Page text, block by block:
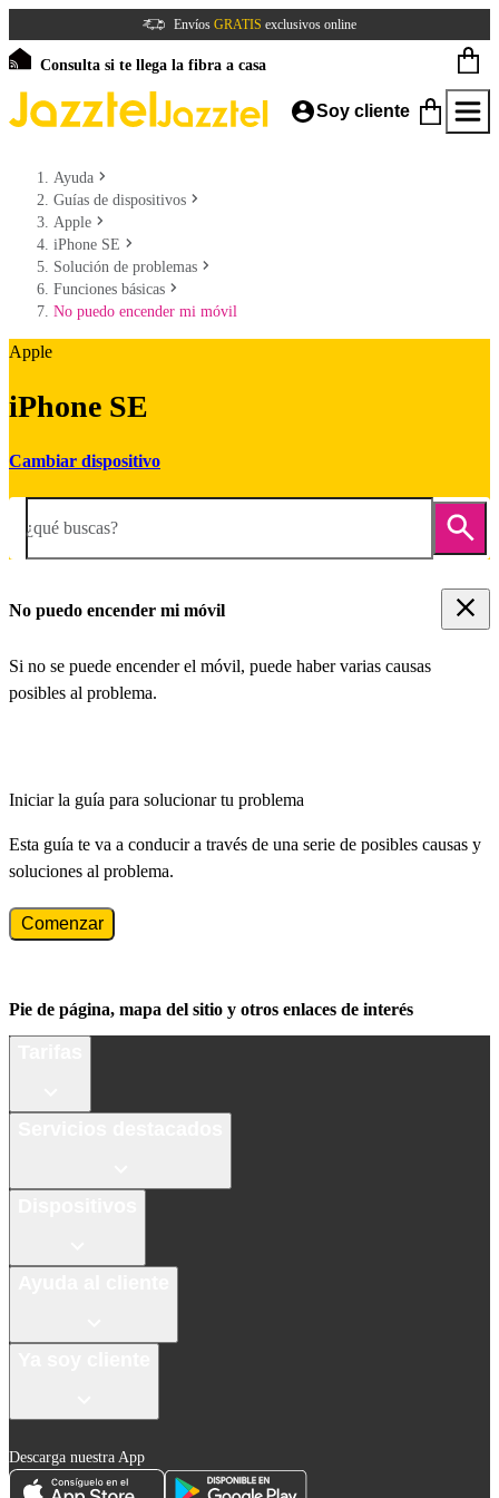
Envíos GRATIS exclusivos online
Consulta si te llega la fibra a casa
Soy cliente
Ayuda
Guías de dispositivos
Apple
iPhone SE
Solución de problemas
Funciones básicas
No puedo encender mi móvil
Apple
iPhone SE
Cambiar dispositivo
¿qué buscas?
No puedo encender mi móvil
Si no se puede encender el móvil, puede haber varias causas
posibles al problema.
Iniciar la guía para solucionar tu problema
Esta guía te va a conducir a través de una serie de posibles causas y
soluciones al problema.
Comenzar
Pie de página, mapa del sitio y otros enlaces de interés
Descarga nuestra App